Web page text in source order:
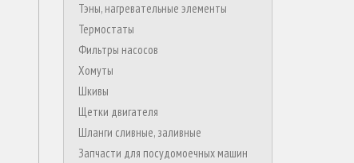
Тэны, нагревательные элементы
Термостаты
Фильтры насосов
Хомуты
Шкивы
Щетки двигателя
Шланги сливные, заливные
Запчасти для посудомоечных машин